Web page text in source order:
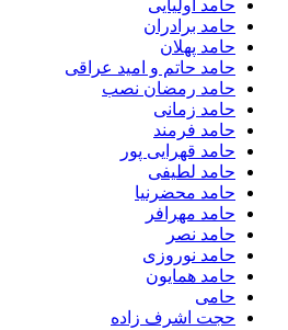
حامد اولیایی
حامد برادران
حامد پهلان
حامد حاتم و امید عراقی
حامد رمضان نصب
حامد زمانی
حامد فرمند
حامد قهرایی پور
حامد لطیفی
حامد محضرنیا
حامد مهرافر
حامد نصر
حامد نوروزی
حامد همایون
حامی
حجت اشرف زاده